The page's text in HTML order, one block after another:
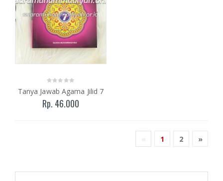
Tanya Jawab Agama Jilid 7
Rp. 46.000
1 2 »